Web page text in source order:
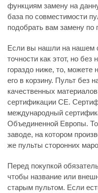
функциям замену на
база по совместимости
подобрать вам замену по
Если вы нашли на нашем
точности как этот, но без
гораздо ниже, то, можете
его в корзину. Пульт без
качественных
сертификации CE.
международный
Объединенной Европы.
заводе, на котором
же пульты сторонних
Перед покупкой
чтобы название или
старым пультом. Если